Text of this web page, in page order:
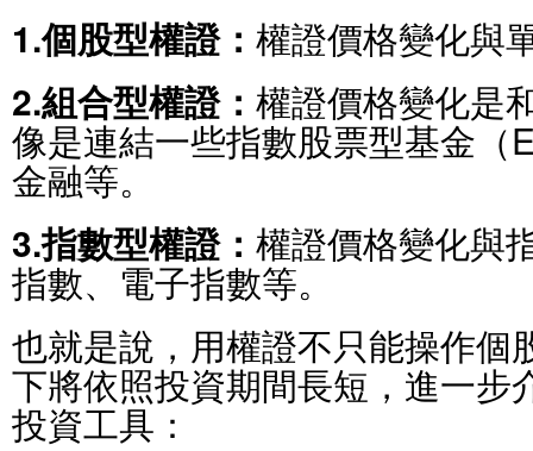
1.個股型權證： 權證價格變化與
2.組合型權證： 權證價格變化是
像是連結一些指數股票型基金（
金融等。
3.指數型權證： 權證價格變化與
指數、電子指數等。
也就是說，用權證不只能操作個
下將依照投資期間長短，進一步
投資工具：